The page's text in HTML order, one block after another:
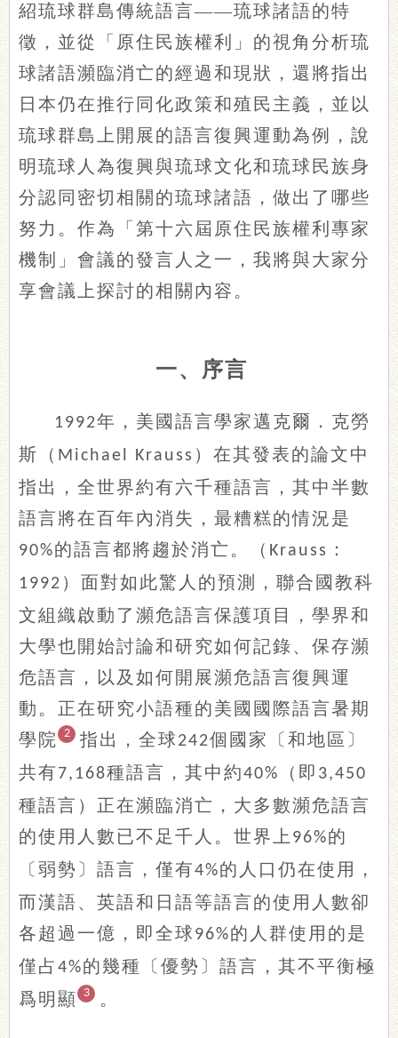
紹琉球群島傳統語言——琉球諸語的特
徵，並從「原住民族權利」的視角分析琉
球諸語瀕臨消亡的經過和現狀，還將指出
日本仍在推行同化政策和殖民主義，並以
琉球群島上開展的語言復興運動為例，說
明琉球人為復興與琉球文化和琉球民族身
分認同密切相關的琉球諸語，做出了哪些
努力。作為「第十六屆原住民族權利專家
機制」會議的發言人之一，我將與大家分
享會議上探討的相關內容。
一、序言
1992年，美國語言學家邁克爾．克勞
斯（ Michael Krauss ）在其發表的論文中
指出，全世界約有六千種語言，其中半數
語言將在百年內消失，最糟糕的情況是
90%的語言都將趨於消亡。（ Krauss ：
1992 ）面對如此驚人的預測，聯合國教科
文組織啟動了瀕危語言保護項目，學界和
大學也開始討論和研究如何記錄、保存瀕
危語言，以及如何開展瀕危語言復興運
動。正在研究小語種的美國國際語言暑期
學院 2 指出，全球 242個國家〔和地區〕
共有 7,168種語言，其中約40% （即 3,450
種語言）正在瀕臨消亡，大多數瀕危語言
的使用人數已不足千人。世界上 96%的
〔弱勢〕語言，僅有4%的人口仍在使用，
而漢語、英語和日語等語言的使用人數卻
各超過一億，即全球 96%的人群使用的是
僅占 4%的幾種〔優勢〕語言，其不平衡極
爲明顯
3 。